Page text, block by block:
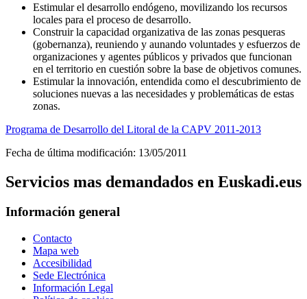
Estimular el desarrollo endógeno, movilizando los recursos
locales para el proceso de desarrollo.
Construir la capacidad organizativa de las zonas pesqueras
(gobernanza), reuniendo y aunando voluntades y esfuerzos de
organizaciones y agentes públicos y privados que funcionan
en el territorio en cuestión sobre la base de objetivos comunes.
Estimular la innovación, entendida como el descubrimiento de
soluciones nuevas a las necesidades y problemáticas de estas
zonas.
Programa de Desarrollo del Litoral de la CAPV 2011-2013
Fecha de última modificación: 13/05/2011
Servicios mas demandados en Euskadi.eus
Información general
Contacto
Mapa web
Accesibilidad
Sede Electrónica
Información Legal